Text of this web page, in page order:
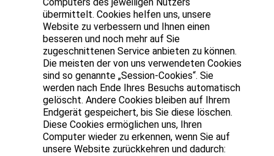
übermittelt. Cookies helfen uns, unsere
Website zu verbessern und Ihnen einen
besseren und noch mehr auf Sie
zugeschnittenen Service anbieten zu können.
Die meisten der von uns verwendeten Cookies
sind so genannte „Session-Cookies“. Sie
werden nach Ende Ihres Besuchs automatisch
gelöscht. Andere Cookies bleiben auf Ihrem
Endgerät gespeichert, bis Sie diese löschen.
Diese Cookies ermöglichen uns, Ihren
Computer wieder zu erkennen, wenn Sie auf
unsere Website zurückkehren und dadurch: